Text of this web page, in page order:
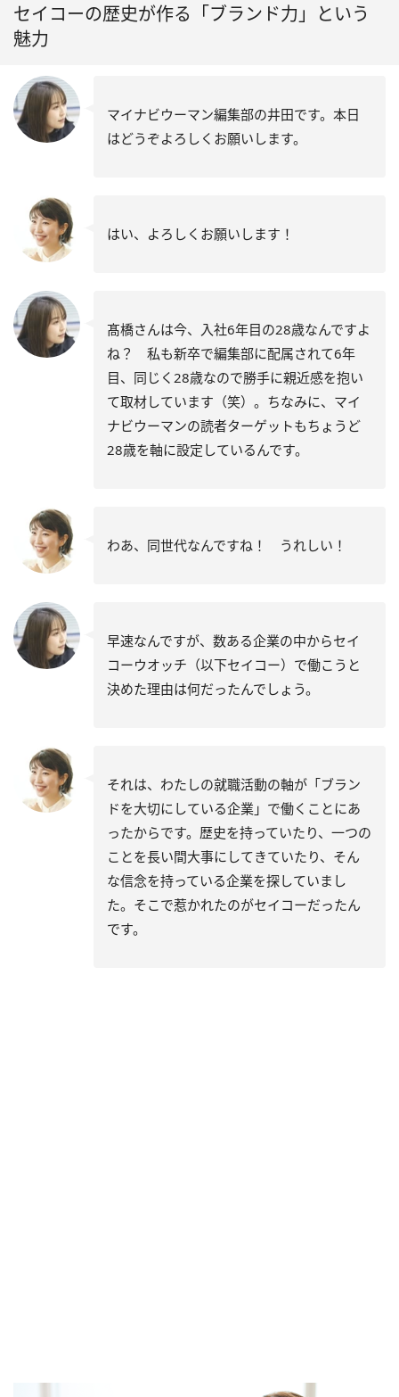
セイコーの歴史が作る「ブランド力」という
魅力
マイナビウーマン編集部の井田です。本日
はどうぞよろしくお願いします。
はい、よろしくお願いします！
髙橋さんは今、入社6年目の28歳なんですよ
ね？ 私も新卒で編集部に配属されて6年
目、同じく28歳なので勝手に親近感を抱い
て取材しています（笑）。ちなみに、マイ
ナビウーマンの読者ターゲットもちょうど
28歳を軸に設定しているんです。
わあ、同世代なんですね！ うれしい！
早速なんですが、数ある企業の中からセイ
コーウオッチ（以下セイコー）で働こうと
決めた理由は何だったんでしょう。
それは、わたしの就職活動の軸が「ブラン
ドを大切にしている企業」で働くことにあ
ったからです。歴史を持っていたり、一つの
ことを長い間大事にしてきていたり、そん
な信念を持っている企業を探していまし
た。そこで惹かれたのがセイコーだったん
です。